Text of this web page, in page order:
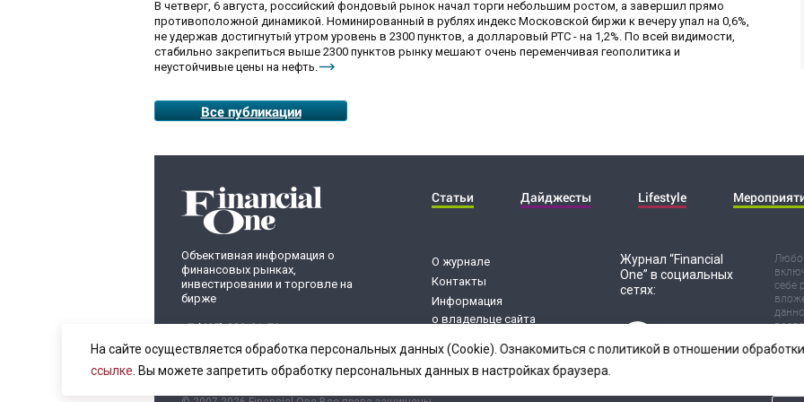
В четверг, 6 августа, российский фондовый рынок начал торги небольшим ростом, а завершил прямо
противоположной динамикой. Номинированный в рублях индекс Московской биржи к вечеру упал на 0,6%,
не удержав достигнутый утром уровень в 2300 пунктов, а долларовый РТС - на 1,2%. По всей видимости,
стабильно закрепиться выше 2300 пунктов рынку мешают очень переменчивая геополитика и
неустойчивые цены на нефть.
Все публикации
Объективная информация о
финансовых рынках,
инвестировании и торговле на
бирже
+7 (495) 899-01-70
info@fomag.ru
Статьи Дайджесты Lifestyle
О журнале
Контакты
Информация
о владельце сайта
персональных данных
Журнал “Financial
One” в социальных
сетях:
себе
риск
На сайте осуществляется обработка персональных данных (Cookie). Ознакомиться с политикой в отношении
ссылке . Вы можете запретить обработку персональных данных в настройках браузера.